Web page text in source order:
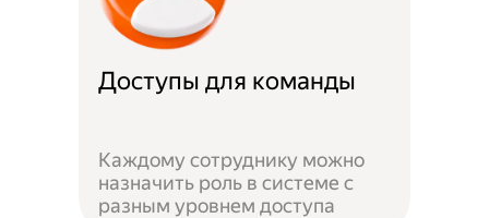
Доступы для команды
Каждому сотруднику можно
назначить роль в системе с
разным уровнем доступа